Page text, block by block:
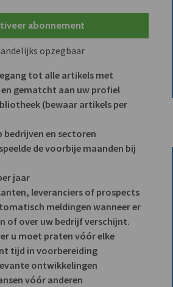
abonnement
opzegbaar
tot alle artikels met
en gematcht aan uw profiel
(bewaar artikels per
en sectoren
de voorbije maanden bij
jaar
leveranciers of prospects
meldingen wanneer er
of over uw bedrijf verschijnt.
u moet praten vóór elke
tijd in voorbereiding
ontwikkelingen
vóór anderen